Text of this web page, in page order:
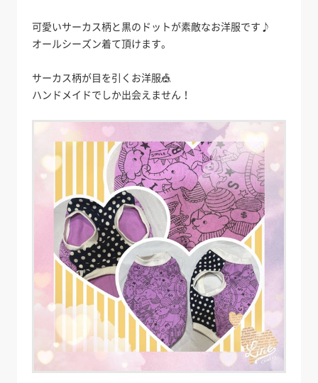
可愛いサーカス柄と黒のドットが素敵なお洋服です♪
オールシーズン着て頂けます。
サーカス柄が目を引くお洋服🎪
ハンドメイドでしか出会えません！